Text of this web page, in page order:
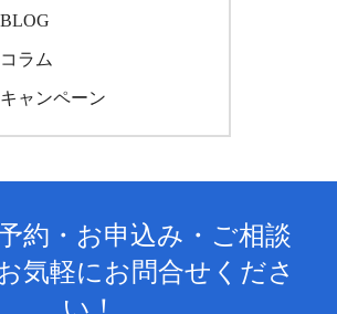
BLOG
コラム
キャンペーン
約・お申込み・ご相談
気軽にお問合せくださ
い！